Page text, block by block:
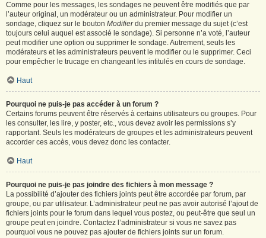
Comme pour les messages, les sondages ne peuvent être modifiés que par
l’auteur original, un modérateur ou un administrateur. Pour modifier un
sondage, cliquez sur le bouton Modifierdu premier message du sujet (c’est
toujours celui auquel est associé le sondage). Si personne n’a voté, l’auteur
peut modifier une option ou supprimer le sondage. Autrement, seuls les
modérateurs et les administrateurs peuvent le modifier ou le supprimer. Ceci
pour empêcher le trucage en changeant les intitulés en cours de sondage.
Haut
Pourquoi ne puis-je pas accéder à un forum ?
Certains forums peuvent être réservés à certains utilisateurs ou groupes. Pour
les consulter, les lire, y poster, etc., vous devez avoir les permissions s’y
rapportant. Seuls les modérateurs de groupes et les administrateurs peuvent
accorder ces accès, vous devez donc les contacter.
Haut
Pourquoi ne puis-je pas joindre des fichiers à mon message ?
La possibilité d’ajouter des fichiers joints peut être accordée par forum, par
groupe, ou par utilisateur. L’administrateur peut ne pas avoir autorisé l’ajout de
fichiers joints pour le forum dans lequel vous postez, ou peut-être que seul un
groupe peut en joindre. Contactez l’administrateur si vous ne savez pas
pourquoi vous ne pouvez pas ajouter de fichiers joints sur un forum.